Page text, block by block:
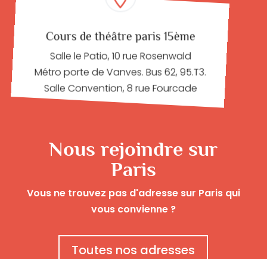
Cours de théâtre paris 15ème
Salle le Patio, 10 rue Rosenwald
Métro porte de Vanves. Bus 62, 95.T3.
Salle Convention, 8 rue Fourcade
Nous rejoindre sur
Paris
Vous ne trouvez pas d'adresse sur Paris qui
vous convienne ?
Toutes nos adresses